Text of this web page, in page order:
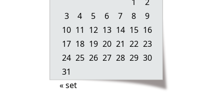
Gorila Clube – Pipoca |Picolé| M&M’s
1
2
3
4 5 6 7 8
9
10 11 12 13 14 15 16
17 18 19 20 21 22 23
24 25 26 27 28 29 30
31
« set